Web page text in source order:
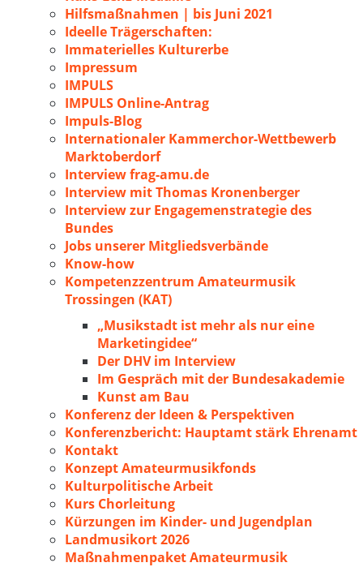
Hilfsmaßnahmen | bis Juni 2021
Ideelle Trägerschaften:
Immaterielles Kulturerbe
Impressum
IMPULS
IMPULS Online-Antrag
Impuls-Blog
Internationaler Kammerchor-Wettbewerb
Marktoberdorf
Interview frag-amu.de
Interview mit Thomas Kronenberger
Interview zur Engagemenstrategie des
Bundes
Jobs unserer Mitgliedsverbände
Know-how
Kompetenzzentrum Amateurmusik
Trossingen (KAT)
„Musikstadt ist mehr als nur eine
Marketingidee“
Der DHV im Interview
Im Gespräch mit der Bundesakademie
Kunst am Bau
Konferenz der Ideen & Perspektiven
Konferenzbericht: Hauptamt stärk Ehrenamt
Kontakt
Konzept Amateurmusikfonds
Kulturpolitische Arbeit
Kurs Chorleitung
Kürzungen im Kinder- und Jugendplan
Landmusikort 2026
Maßnahmenpaket Amateurmusik